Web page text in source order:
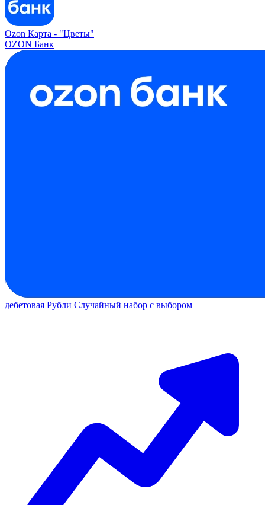
Ozon Карта - "Цветы"
OZON Банк
дебетовая Рубли Случайный набор с выбором